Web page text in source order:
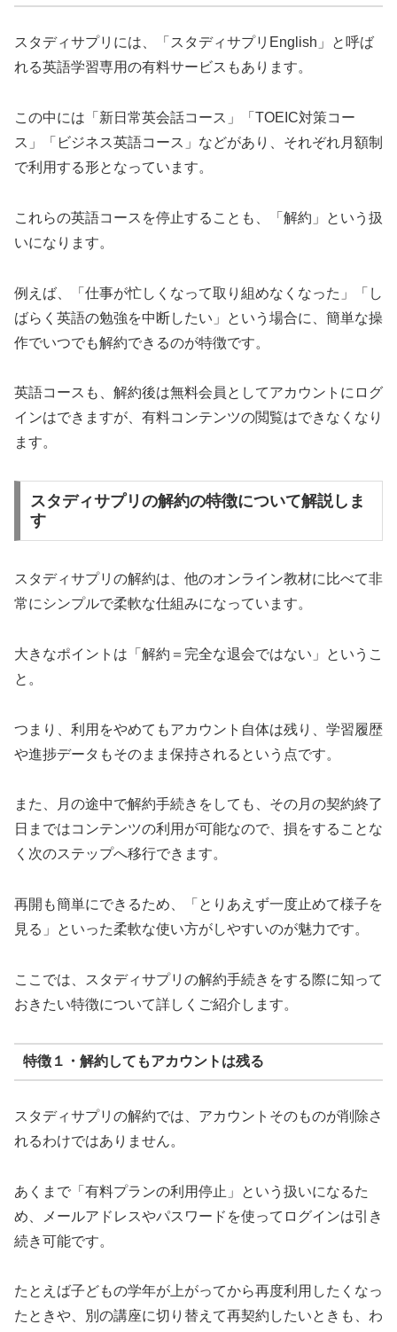
スタディサプリには、「スタディサプリEnglish」と呼ば
れる英語学習専用の有料サービスもあります。
この中には「新日常英会話コース」「TOEIC対策コー
ス」「ビジネス英語コース」などがあり、それぞれ月額制
で利用する形となっています。
これらの英語コースを停止することも、「解約」という扱
いになります。
例えば、「仕事が忙しくなって取り組めなくなった」「し
ばらく英語の勉強を中断したい」という場合に、簡単な操
作でいつでも解約できるのが特徴です。
英語コースも、解約後は無料会員としてアカウントにログ
インはできますが、有料コンテンツの閲覧はできなくなり
ます。
スタディサプリの解約の特徴について解説しま
す
スタディサプリの解約は、他のオンライン教材に比べて非
常にシンプルで柔軟な仕組みになっています。
大きなポイントは「解約＝完全な退会ではない」というこ
と。
つまり、利用をやめてもアカウント自体は残り、学習履歴
や進捗データもそのまま保持されるという点です。
また、月の途中で解約手続きをしても、その月の契約終了
日まではコンテンツの利用が可能なので、損をすることな
く次のステップへ移行できます。
再開も簡単にできるため、「とりあえず一度止めて様子を
見る」といった柔軟な使い方がしやすいのが魅力です。
ここでは、スタディサプリの解約手続きをする際に知って
おきたい特徴について詳しくご紹介します。
特徴１・解約してもアカウントは残る
スタディサプリの解約では、アカウントそのものが削除さ
れるわけではありません。
あくまで「有料プランの利用停止」という扱いになるた
め、メールアドレスやパスワードを使ってログインは引き
続き可能です。
たとえば子どもの学年が上がってから再度利用したくなっ
たときや、別の講座に切り替えて再契約したいときも、わ